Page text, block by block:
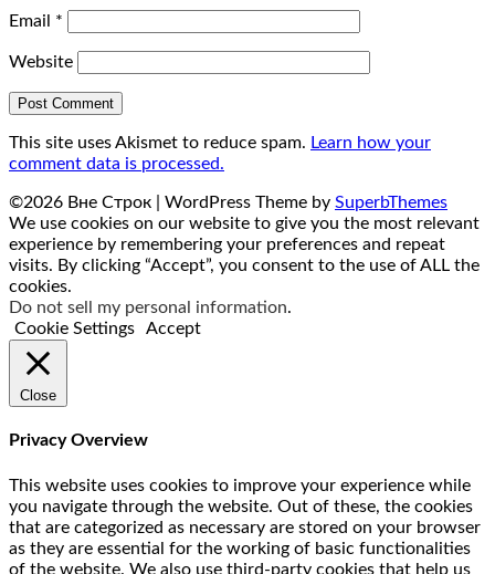
Email *
Website
This site uses Akismet to reduce spam. Learn how your
comment data is processed.
©2026 Вне Строк | WordPress Theme by SuperbThemes
We use cookies on our website to give you the most relevant
experience by remembering your preferences and repeat
visits. By clicking “Accept”, you consent to the use of ALL the
cookies.
Do not sell my personal information.
Cookie Settings
Accept
Close
Privacy Overview
This website uses cookies to improve your experience while
you navigate through the website. Out of these, the cookies
that are categorized as necessary are stored on your browser
as they are essential for the working of basic functionalities
of the website. We also use third-party cookies that help us